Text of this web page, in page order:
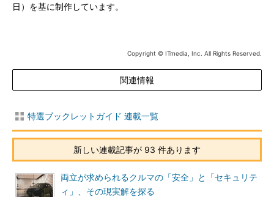
日）を基に制作しています。
Copyright © ITmedia, Inc. All Rights Reserved.
関連情報
特選ブックレットガイド 連載一覧
新しい連載記事が 93 件あります
両立が求められるクルマの「安全」と「セキュリテ
ィ」、その現実解を探る